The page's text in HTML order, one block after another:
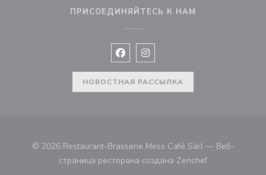
ПРИСОЕДИНЯЙТЕСЬ К НАМ
Facebook ((открывается в новом
Instagram ((открывается в
НОВОСТНАЯ РАССЫЛКА
© 2026 Restaurant-Brasserie Mess Café Sàrl — Веб-
страница ресторана создана Zenchef((открывается